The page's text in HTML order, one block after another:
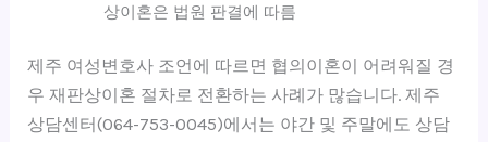
상이혼은 법원 판결에 따름
제주 여성변호사 조언에 따르면 협의이혼이 어려워질 경
우 재판상이혼 절차로 전환하는 사례가 많습니다. 제주
상담센터(064-753-0045)에서는 야간 및 주말에도 상담